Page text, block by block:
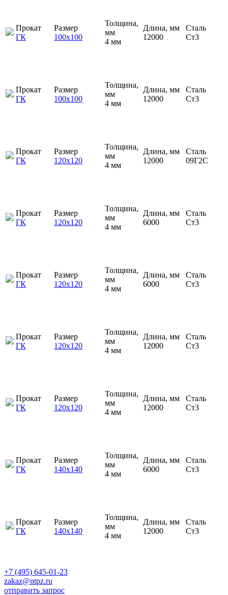
Прокат
ГК
Размер
100х100
Толщина,
мм
4 мм
Длина, мм
12000
Сталь
Ст3
Прокат
ГК
Размер
100х100
Толщина,
мм
4 мм
Длина, мм
12000
Сталь
Ст3
Прокат
ГК
Размер
120х120
Толщина,
мм
4 мм
Длина, мм
12000
Сталь
09Г2С
Прокат
ГК
Размер
120х120
Толщина,
мм
4 мм
Длина, мм
6000
Сталь
Ст3
Прокат
ГК
Размер
120х120
Толщина,
мм
4 мм
Длина, мм
6000
Сталь
Ст3
Прокат
ГК
Размер
120х120
Толщина,
мм
4 мм
Длина, мм
12000
Сталь
Ст3
Прокат
ГК
Размер
120х120
Толщина,
мм
4 мм
Длина, мм
12000
Сталь
Ст3
Прокат
ГК
Размер
140х140
Толщина,
мм
4 мм
Длина, мм
6000
Сталь
Ст3
Прокат
ГК
Размер
140х140
Толщина,
мм
4 мм
Длина, мм
12000
Сталь
Ст3
+7 (495) 645-01-23
zakaz@ntpz.ru
отправить запрос